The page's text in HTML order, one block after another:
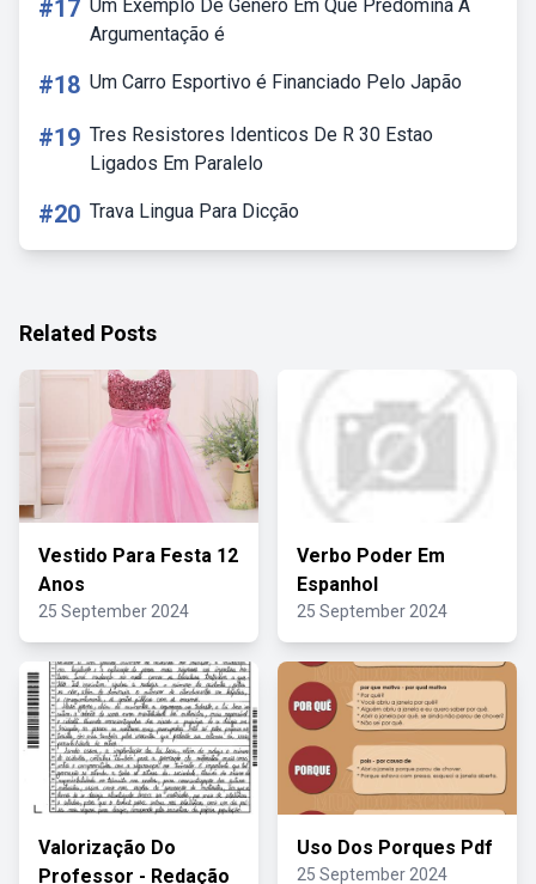
#17 Um Exemplo De Gênero Em Que Predomina A
Argumentação é
#18 Um Carro Esportivo é Financiado Pelo Japão
#19 Tres Resistores Identicos De R 30 Estao
Ligados Em Paralelo
#20 Trava Lingua Para Dicção
Related Posts
Vestido Para Festa 12
Anos
25 September 2024
Verbo Poder Em
Espanhol
25 September 2024
Valorização Do
Professor - Redação
Uso Dos Porques Pdf
25 September 2024